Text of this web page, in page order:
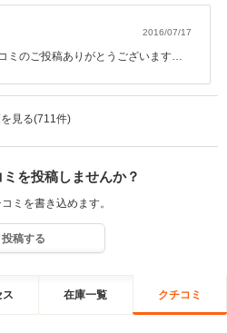
2016/07/17
のご投稿ありがとうございます。
でも、お気軽にオイル交換、車検
宜しくお願い致します。 チャンス茂
見る(711件)
を投稿しませんか？
ミを書き込めます。
投稿する
在庫一覧 クチコミ